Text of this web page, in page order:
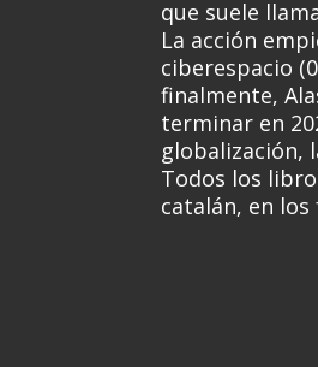
que suele
La acción
ciberespacio
finalmente,
terminar en
globalización,
Todos los
catalán, en